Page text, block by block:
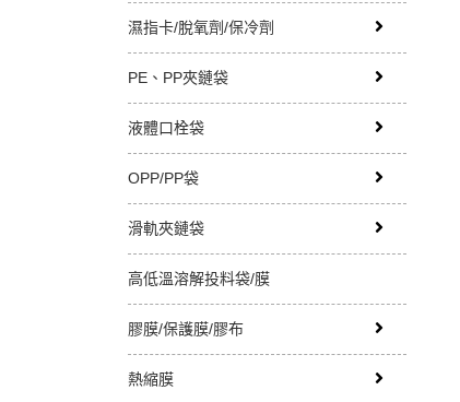
濕指卡/脫氧劑/保冷劑
PE、PP夾鏈袋
液體口栓袋
OPP/PP袋
滑軌夾鏈袋
高低溫溶解投料袋/膜
膠膜/保護膜/膠布
熱縮膜